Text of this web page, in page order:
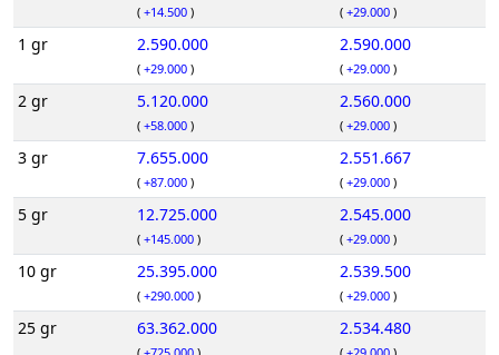
( +14.500 ) ( +29.000 )
1 gr 2.590.000
( +29.000 )
2.590.000
( +29.000 )
2 gr 5.120.000
( +58.000 )
2.560.000
( +29.000 )
3 gr 7.655.000
( +87.000 )
2.551.667
( +29.000 )
5 gr 12.725.000
( +145.000 )
2.545.000
( +29.000 )
10 gr 25.395.000
( +290.000 )
2.539.500
( +29.000 )
25 gr 63.362.000 2.534.480